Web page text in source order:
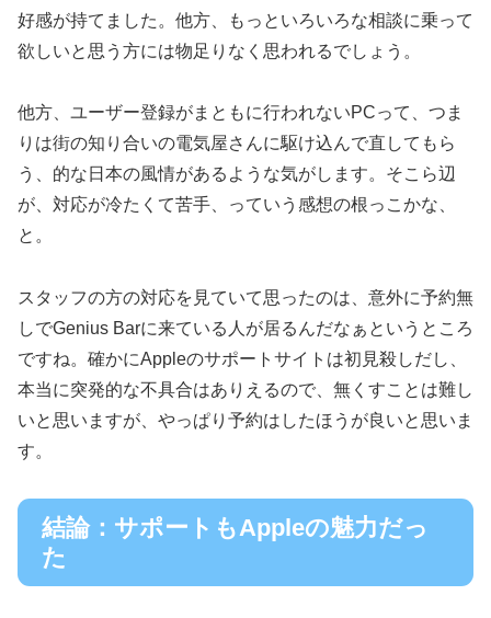
好感が持てました。他方、もっといろいろな相談に乗って
欲しいと思う方には物足りなく思われるでしょう。
他方、ユーザー登録がまともに行われないPCって、つま
りは街の知り合いの電気屋さんに駆け込んで直してもら
う、的な日本の風情があるような気がします。そこら辺
が、対応が冷たくて苦手、っていう感想の根っこかな、
と。
スタッフの方の対応を見ていて思ったのは、意外に予約無
しでGenius Barに来ている人が居るんだなぁというところ
ですね。確かにAppleのサポートサイトは初見殺しだし、
本当に突発的な不具合はありえるので、無くすことは難し
いと思いますが、やっぱり予約はしたほうが良いと思いま
す。
結論：サポートもAppleの魅力だっ
た